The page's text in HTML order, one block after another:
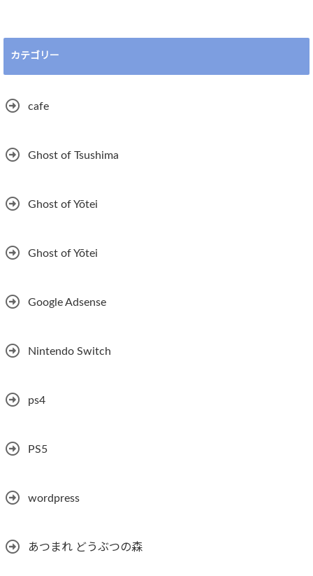
カテゴリー
cafe
Ghost of Tsushima
Ghost of Yōtei
Ghost of Yōtei
Google Adsense
Nintendo Switch
ps4
PS5
wordpress
あつまれ どうぶつの森